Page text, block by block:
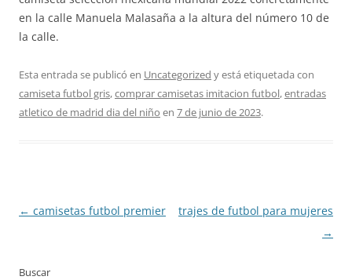
en la calle Manuela Malasaña a la altura del número 10 de
la calle.
Esta entrada se publicó en Uncategorized y está etiquetada con
camiseta futbol gris,comprar camisetas imitacion futbol,entradas
atletico de madrid dia del niño en 7 de junio de 2023.
Navegación
← camisetas futbol premier
trajes de futbol para mujeres
→
Buscar